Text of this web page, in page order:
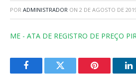
POR ADMINISTRADOR ON 2 DE AGOSTO DE
ME - ATA DE REGISTRO DE PREÇO
FacebookTwitter Pinterest